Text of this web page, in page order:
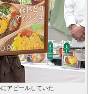
アピールしていた